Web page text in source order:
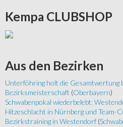
Kempa CLUBSHOP
Aus den Bezirken
Unterföhring holt die Gesamtwertung
Bezirksmeisterschaft (Oberbayern)
Schwabenpokal wiederbelebt:
Hitzeschlacht in Nürnberg und Team-
Bezirkstraining in Westendorf (